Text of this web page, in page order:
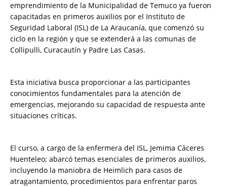
emprendimiento de la Municipalidad de Temuco ya fueron
capacitadas en primeros auxilios por el Instituto de
Seguridad Laboral (ISL) de La Araucanía, que comenzó su
ciclo en la región y que se extenderá a las comunas de
Collipulli, Curacautín y Padre Las Casas.
Esta iniciativa busca proporcionar a las participantes
conocimientos fundamentales para la atención de
emergencias, mejorando su capacidad de respuesta ante
situaciones críticas.
El curso, a cargo de la enfermera del ISL, Jemima Cáceres
Huenteleo; abarcó temas esenciales de primeros auxilios,
incluyendo la maniobra de Heimlich para casos de
atragantamiento, procedimientos para enfrentar paros